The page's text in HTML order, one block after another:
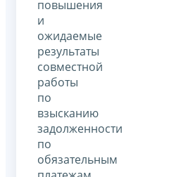
повышения
и
ожидаемые
результаты
совместной
работы
по
взысканию
задолженности
по
обязательным